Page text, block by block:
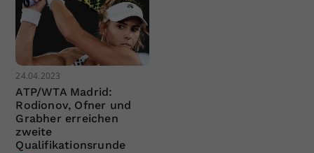
24.04.2023
ATP/WTA Madrid:
Rodionov, Ofner und
Grabher erreichen
zweite
Qualifikationsrunde